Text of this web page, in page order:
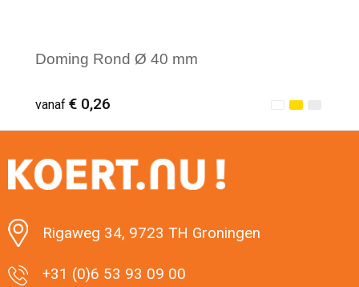
Doming Rond Ø 40 mm
vanaf € 0,26
Minimale afname: 1
Rigaweg 34, 9723 TH Groningen
+31 (0)6 53 93 09 00